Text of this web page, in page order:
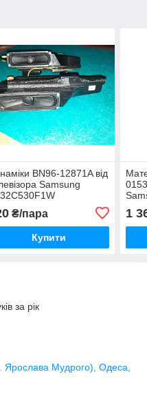
BN96-12871A від
Samsung
₴/пара
Купити
1
за рік
Ярослава Мудрого), Одеса,